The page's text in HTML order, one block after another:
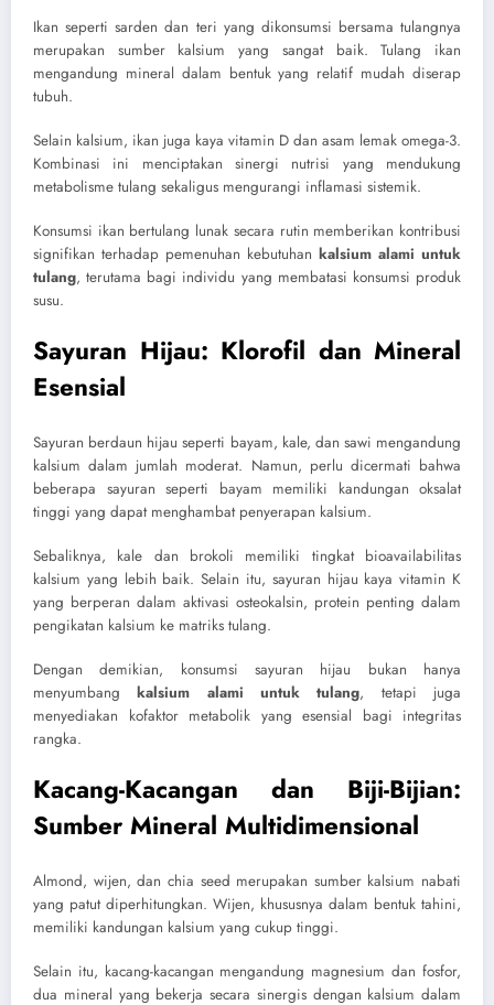
Ikan seperti sarden dan teri yang dikonsumsi bersama tulangnya
merupakan sumber kalsium yang sangat baik. Tulang ikan
mengandung mineral dalam bentuk yang relatif mudah diserap
tubuh.
Selain kalsium, ikan juga kaya vitamin D dan asam lemak omega-3.
Kombinasi ini menciptakan sinergi nutrisi yang mendukung
metabolisme tulang sekaligus mengurangi inflamasi sistemik.
Konsumsi ikan bertulang lunak secara rutin memberikan kontribusi
signifikan terhadap pemenuhan kebutuhan kalsium alami untuk
tulang, terutama bagi individu yang membatasi konsumsi produk
susu.
Sayuran Hijau: Klorofil dan Mineral
Esensial
Sayuran berdaun hijau seperti bayam, kale, dan sawi mengandung
kalsium dalam jumlah moderat. Namun, perlu dicermati bahwa
beberapa sayuran seperti bayam memiliki kandungan oksalat
tinggi yang dapat menghambat penyerapan kalsium.
Sebaliknya, kale dan brokoli memiliki tingkat bioavailabilitas
kalsium yang lebih baik. Selain itu, sayuran hijau kaya vitamin K
yang berperan dalam aktivasi osteokalsin, protein penting dalam
pengikatan kalsium ke matriks tulang.
Dengan demikian, konsumsi sayuran hijau bukan hanya
menyumbangkalsium alami untuk tulang, tetapi juga
menyediakan kofaktor metabolik yang esensial bagi integritas
rangka.
Kacang-Kacangan dan Biji-Bijian:
Sumber Mineral Multidimensional
Almond, wijen, dan chia seed merupakan sumber kalsium nabati
yang patut diperhitungkan. Wijen, khususnya dalam bentuk tahini,
memiliki kandungan kalsium yang cukup tinggi.
Selain itu, kacang-kacangan mengandung magnesium dan fosfor,
dua mineral yang bekerja secara sinergis dengan kalsium dalam